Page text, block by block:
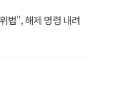
법", 해제 명령 내려